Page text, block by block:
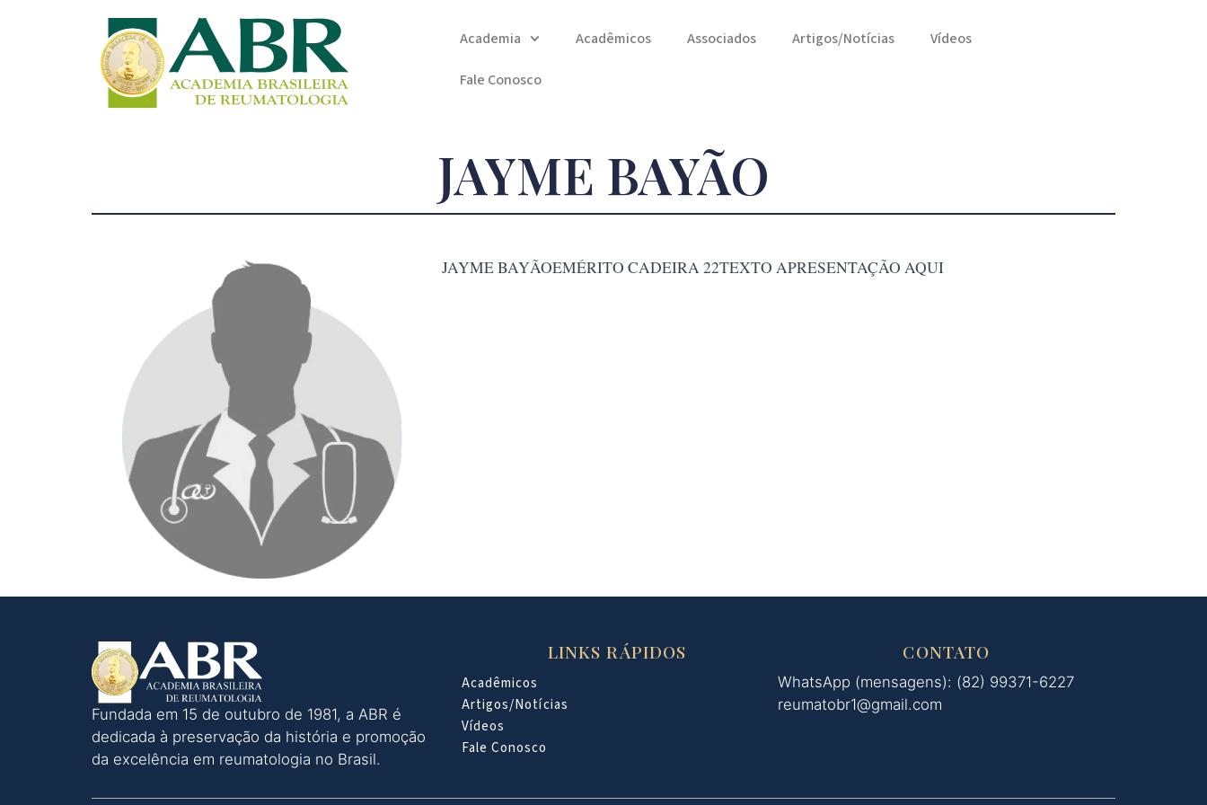
Academia Acadêmicos Associados Artigos/Notícias Vídeos
Fale Conosco
JAYME BAYÃO
JAYME BAYÃOEMÉRITO CADEIRA 22TEXTO APRESENTAÇÃO AQUI
Fundada em 15 de outubro de 1981, a ABR é
dedicada à preservação da história e promoção
da excelência em reumatologia no Brasil.
LINKS RÁPIDOS
Acadêmicos
Artigos/Notícias
Vídeos
Fale Conosco
CONTATO
WhatsApp (mensagens): (82) 99371-6227
reumatobr1@gmail.com